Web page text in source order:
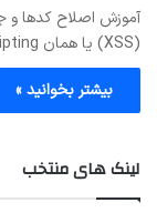
آموزش اصلاح کدها و
(XSS) یا همان Cross Site Scripting…
بیشتر بخوانید »
لینک های منتخب